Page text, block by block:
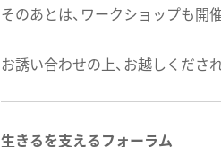
そのあとは、ワークショップも開
お誘い合わせの上、お越しくださ
生きるを支えるフォーラム